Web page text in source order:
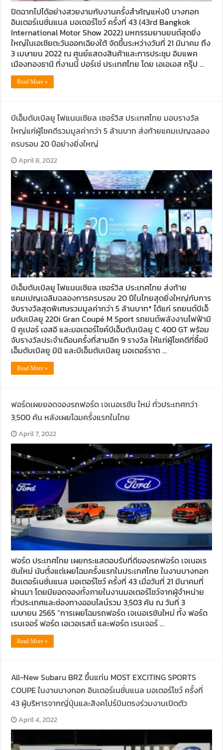
ปิดฉากไปได้อย่างสวยงามกับงานครั้งสำคัญแห่งปี บางกอก
อินเตอร์เนชั่นแนล มอเตอร์โชว์ ครั้งที่ 43 (43rd Bangkok
International Motor Show 2022) มหกรรมยานยนต์สุดยิ่ง
ใหญ่ในเอเชียตะวันออกเฉียงใต้ จัดขึ้นระหว่างวันที่ 21 มีนาคม ถึง
3 เมษายน 2022 ณ ศูนย์แสดงสินค้าและการประชุม อิมแพค
เมืองทองธานี ที่งานนี้ ปอร์เช่ ประเทศไทย โดย เอเอเอส กรุ๊ป …
Read More »
บีเอ็มดับเบิลยู ไฟแนนเชียล เซอร์วิส ประเทศไทย มอบรางวัล
ใหญ่แก่ผู้โชคดีรวมมูลค่ากว่า 5 ล้านบาท ส่งท้ายแคมเปญฉลอง
ครบรอบ 20 ปีอย่างยิ่งใหญ่
April 8, 2022
บีเอ็มดับเบิลยู ไฟแนนเชียล เซอร์วิส ประเทศไทย ส่งท้าย
แคมเปญเฉลิมฉลองการครบรอบ 20 ปีในไทยสุดยิ่งใหญ่กับการ
จับรางวัลสุดพิเศษรวมมูลค่ากว่า 5 ล้านบาท* ได้แก่ รถยนต์บีเอ็
มดับเบิลยู 220i Gran Coupé M Sport รถยนต์พลังงานไฟฟ้ามิ
นิ คูเปอร์ เอสอี และมอเตอร์ไซค์บีเอ็มดับเบิลยู C 400 GT พร้อม
จับรางวัลประจำเดือนครั้งที่สามอีก 9 รางวัล ให้แก่ผู้โชคดีที่ซื้อบี
เอ็มดับเบิลยู มินิ และบีเอ็มดับเบิลยู มอเตอร์ราด …
Read More »
ฟอร์ดเผยยอดจองรถฟอร์ด เจเนอเรชัน ใหม่ ทั่วประเทศกว่า
3,500 คัน หลังเผยโฉมครั้งแรกในไทย
April 7, 2022
ฟอร์ด ประเทศไทย เผยกระแสตอบรับที่ดีของรถฟอร์ด เจเนอเร
ชันใหม่ นับตั้งแต่เผยโฉมครั้งแรกในประเทศไทย ในงานบางกอก
อินเตอร์เนชั่นแนล มอเตอร์โชว์ ครั้งที่ 43 เมื่อวันที่ 21 มีนาคมที่
ผ่านมา โดยมียอดจองทั้งภายในงานมอเตอร์โชว์จากผู้จำหน่าย
ทั่วประเทศและช่องทางออนไลน์รวม 3,503 คัน ณ วันที่ 3
เมษายน 2565 “การเผยโฉมรถฟอร์ด เจเนอเรชันใหม่ ทั้ง ฟอร์ด
เรนเจอร์ ฟอร์ด เอเวอเรสต์ และฟอร์ด เรนเจอร์ …
Read More »
All-New Subaru BRZ ขึ้นแท่น MOST EXCITING SPORTS
COUPE ในงานบางกอก อินเตอร์เนชั่นแนล มอเตอร์โชว์ ครั้งที่
43 ผู้บริหารจากญี่ปุ่นและสิงคโปร์บินตรงร่วมงานเปิดตัว
April 4, 2022